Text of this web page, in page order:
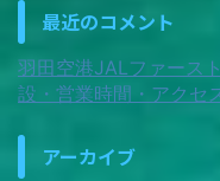
最近のコメント
羽田空港JALファース
設・営業時間・アクセ
アーカイブ